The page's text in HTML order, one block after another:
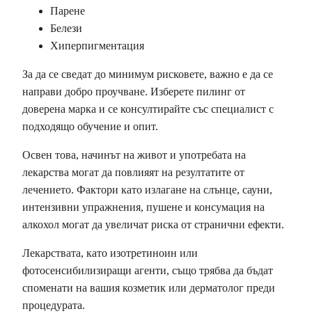
Парене
Белези
Хиперпигментация
За да се сведат до минимум рисковете, важно е да се
направи добро проучване. Изберете пилинг от
доверена марка и се консултирайте със специалист с
подходящо обучение и опит.
Освен това, начинът на живот и употребата на
лекарства могат да повлияят на резултатите от
лечението. Фактори като излагане на слънце, сауни,
интензивни упражнения, пушене и консумация на
алкохол могат да увеличат риска от странични ефекти.
Лекарствата, като изотретиноин или
фотосенсибилизиращи агенти, също трябва да бъдат
споменати на вашия козметик или дерматолог преди
процедурата.